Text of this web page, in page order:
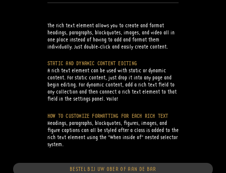
The rich text element allows you to create and format
headings, paragraphs, blockquotes, images, and video all in
one place instead of having to add and format them
individually. Just double-click and easily create content.
STATIC AND DYNAMIC CONTENT EDITING
A rich text element can be used with static or dynamic
content. For static content, just drop it into any page and
begin editing. For dynamic content, add a rich text field to
any collection and then connect a rich text element to that
field in the settings panel. Voila!
HOW TO CUSTOMIZE FORMATTING FOR EACH RICH TEXT
Headings, paragraphs, blockquotes, figures, images, and
figure captions can all be styled after a class is added to the
rich text element using the "When inside of" nested selector
system.
BESTEL BIJ UW OBER OF AAN DE BAR